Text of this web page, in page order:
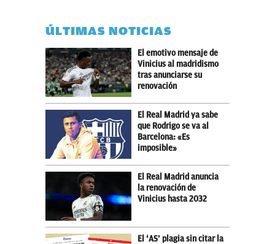
ÚLTIMAS NOTICIAS
El emotivo mensaje de
Vinicius al madridismo
tras anunciarse su
renovación
El Real Madrid ya sabe
que Rodrigo se va al
Barcelona: «Es
imposible»
El Real Madrid anuncia
la renovación de
Vinicius hasta 2032
El ‘AS’ plagia sin citar la